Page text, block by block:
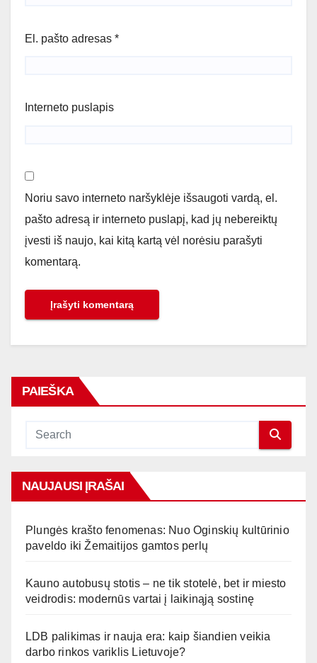
El. pašto adresas *
Interneto puslapis
Noriu savo interneto naršyklėje išsaugoti vardą, el.
pašto adresą ir interneto puslapį, kad jų nebereiktų
įvesti iš naujo, kai kitą kartą vėl norėsiu parašyti
komentarą.
PAIEŠKA
NAUJAUSI ĮRAŠAI
Plungės krašto fenomenas: Nuo Oginskių kultūrinio
paveldo iki Žemaitijos gamtos perlų
Kauno autobusų stotis – ne tik stotelė, bet ir miesto
veidrodis: modernūs vartai į laikinąją sostinę
LDB palikimas ir nauja era: kaip šiandien veikia
darbo rinkos variklis Lietuvoje?